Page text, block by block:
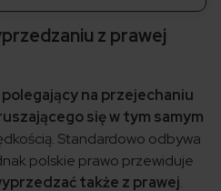
z prawej
na przejechaniu
się w tym samym
Standardowo odbywa
polskie prawo przewiduje
także z prawej.